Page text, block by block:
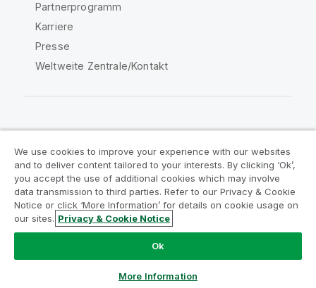
Partnerprogramm
Karriere
Presse
Weltweite Zentrale/Kontakt
Rechtliche Vereinbarungen
Produktbedingungen
Legal Policies
Legal Policies
Benutzungsbedingungen
Marken
Do Not Share My Info
Copyright © 1993-2026 QlikTech International AB. Alle
We use cookies to improve your experience with our websites
and to deliver content tailored to your interests. By clicking ‘Ok’,
you accept the use of additional cookies which may involve
data transmission to third parties. Refer to our Privacy & Cookie
Notice or click ‘More Information’ for details on cookie usage on
our sites. Privacy & Cookie Notice
Ok
More Information